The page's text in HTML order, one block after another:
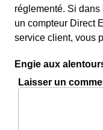
réglementé. Si
un compteur Direct
service client, vous
Engie aux
Laisser un